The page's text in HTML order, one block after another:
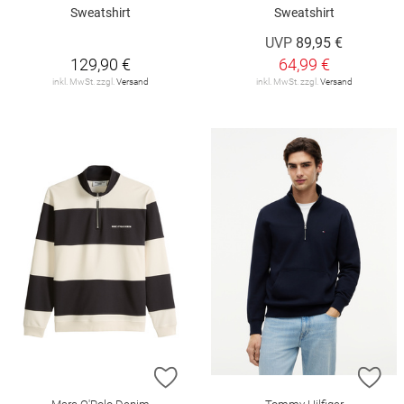
Sweatshirt
129,90 €
inkl. MwSt. zzgl. Versand
Sweatshirt
UVP 89,95 €
64,99 €
inkl. MwSt. zzgl. Versand
ZUR WUNSCHLISTE HINZUFÜGEN